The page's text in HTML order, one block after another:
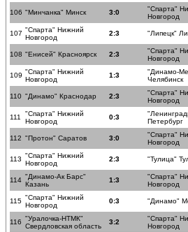
106 "Минчанка" Минск 3:0
"Спарта"
Новгород
107 "Спарта" Нижний
Новгород
2:3 "Липецк"
108 "Енисей" Красноярск 2:3
"Спарта"
Новгород
109 "Спарта" Нижний
Новгород
1:3
"Динамо-
Челябинск
110 "Динамо" Краснодар 2:3
"Спарта"
Новгород
111
"Спарта" Нижний
Новгород
0:3
Петербург
112 "Протон" Саратов 3:0
"Спарта"
Новгород
113 "Спарта" Нижний
Новгород
2:3 "Тулица"
114 "Динамо-Ак Барс"
Казань
1:3
"Спарта"
Новгород
115 "Спарта" Нижний
Новгород
0:3 "Динамо"
116 "Уралочка-НТМК"
Свердловская область
3:2
"Спарта"
Новгород